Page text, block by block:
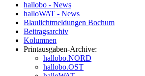
hallobo - News
halloWAT - News
Blaulichtmeldungen Bochum
Beitragsarchiv
Kolumnen
Printausgaben-Archive:
hallobo.NORD
hallobo.OST